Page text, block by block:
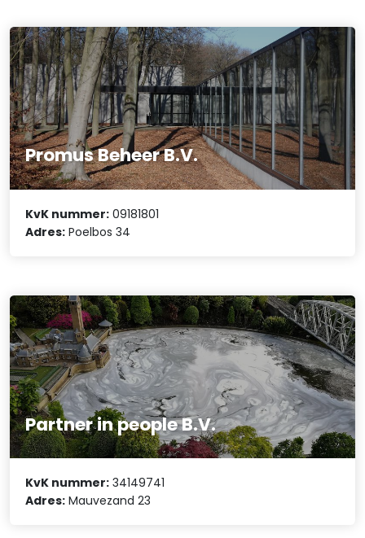
Promus Beheer B.V.
KvK nummer: 09181801
Adres: Poelbos 34
Partner in people B.V.
KvK nummer: 34149741
Adres: Mauvezand 23